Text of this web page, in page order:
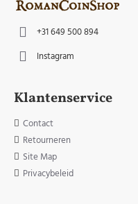
+31 649 500 894
Instagram
Klantenservice
Contact
Retourneren
Site Map
Privacybeleid